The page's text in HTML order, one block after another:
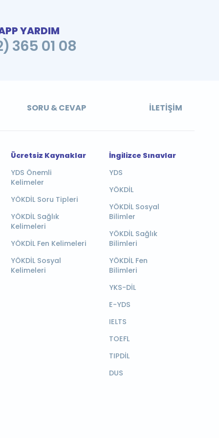
YARDIM
365 01 08
SORU & CEVAP İLETIŞIM
Ücretsiz Kaynaklar
YDS Önemli
Kelimeler
YÖKDİL Soru Tipleri
YÖKDİL Sağlık
Kelimeleri
YÖKDİL Fen Kelimeleri
YÖKDİL Sosyal
Kelimeleri
İngilizce Sınavlar
YDS
YÖKDİL
YÖKDİL Sosyal
Bilimler
YÖKDİL Sağlık
Bilimleri
YÖKDİL Fen
Bilimleri
YKS-DİL
E-YDS
IELTS
TOEFL
TIPDİL
DUS